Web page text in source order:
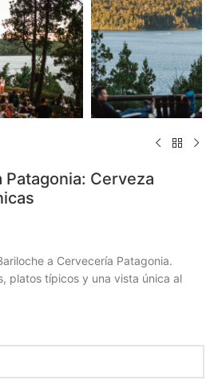
Cerveza
a Cervecería Patagonia.
platos típicos y una vista única al